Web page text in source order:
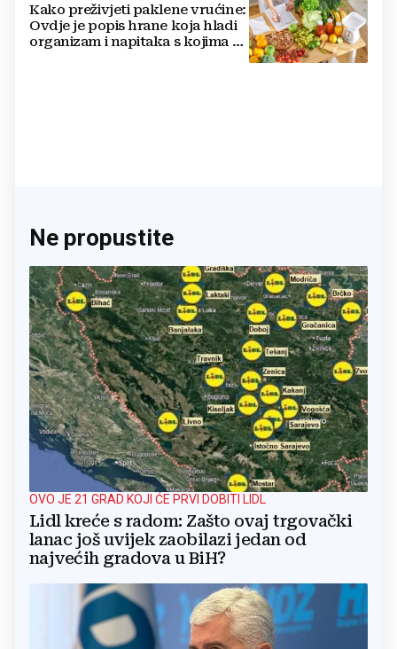
Kako preživjeti paklene vrućine:
Ovdje je popis hrane koja hladi
organizam i napitaka s kojima si
Ne propustite
OVO JE 21 GRAD KOJI ĆE PRVI DOBITI LIDL
Lidl kreće s radom: Zašto ovaj trgovački
lanac još uvijek zaobilazi jedan od
najvećih gradova u BiH?